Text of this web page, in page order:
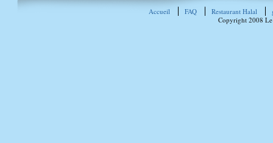
Accueil FAQ Restaurant Halal
Copyright 2008